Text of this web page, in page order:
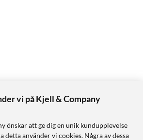
vi på Kjell & Company
önskar att ge dig en unik kundupplevelse
detta använder vi cookies. Några av dessa